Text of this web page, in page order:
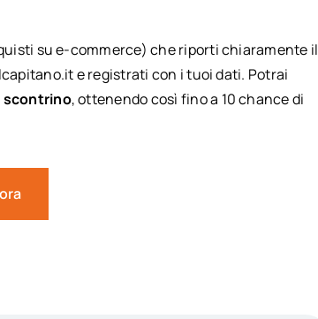
su e-commerce) che riporti chiaramente il
e registrati con i tuoi dati. Potrai
scontrino, ottenendo così fino a 10 chance di